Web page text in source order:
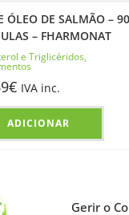
Gerir o
ÓLEO DE SALMÃO – 90
– FHARMONAT
e Triglicéridos,
€ IVA inc.
ADICIONAR